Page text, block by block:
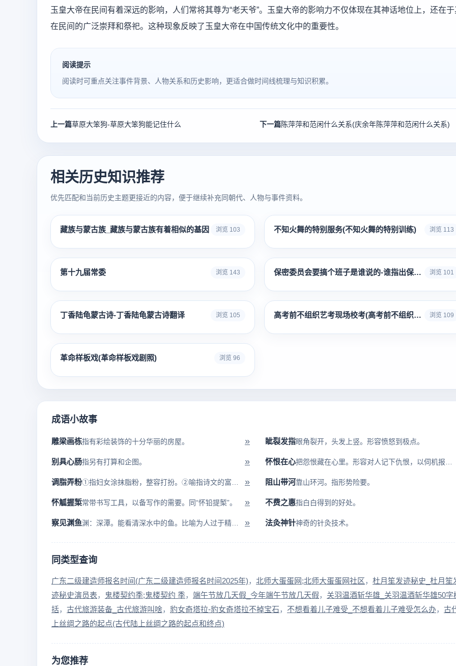
玉皇大帝在民间有着深远的影响，人们常将其尊为“老天爷”。玉皇大帝的影响力不仅体现在其神话地位上，还在于
在民间的广泛崇拜和祭祀。这种现象反映了玉皇大帝在中国传统文化中的重要性。
阅读提示
阅读时可重点关注事件背景、人物关系和历史影响，更适合做时间线梳理与知识积累。
上一篇草原大笨狗-草原大笨狗能记住什么 下一篇陈萍萍和范闲什么关系(庆余年陈萍萍和范闲什么关系)
相关历史知识推荐
优先匹配和当前历史主题更接近的内容，便于继续补充同朝代、人物与事件资料。
藏族与蒙古族_藏族与蒙古族有着相似的基因 浏览 103 不知火舞的特别服务(不知火舞的特别训练) 浏览 113
第十九届常委 浏览 143 保密委员会要搞个班子是谁说的-谁指出保密委员会要搞几个班子 浏览 101
丁香陆龟蒙古诗-丁香陆龟蒙古诗翻译 浏览 105 高考前不组织艺考现场校考(高考前不组织艺考现场校考会怎么样) 浏览 109
革命样板戏(革命样板戏剧照) 浏览 96
成语小故事
雕梁画栋指有彩绘装饰的十分华丽的房屋。 » 眦裂发指眼角裂开，头发上竖。形容愤怒到极点。
别具心肠指另有打算和企图。 » 怀恨在心
调脂弄粉 » 阻山带河靠山环河。指形势险要。
怀觚握椠常带书写工具，以备写作的需要。同“怀铅提椠”。 » 不费之惠指白白得到的好处。
察见渊鱼 » 法灸神针神奇的针灸技术。
同类型查询
广东二级建造师报名时间(广东二级建造师报名时间2025年) 北师大蛋蛋网;北师大蛋蛋网社区
杜月笙发迹秘史_杜月笙
迹秘史演员表
鬼楼契约季;鬼楼契约 季 端午节放几天假_今年端午节放几天假
关羽温酒斩华雄_关羽温酒斩华雄50字
括
古代旅游装备_古代旅游叫啥 豹女奇塔拉-豹女奇塔拉不掉宝石 不想看着儿子难受_不想看着儿子难受怎么办
古
上丝绸之路的起点(古代陆上丝绸之路的起点和终点)
为您推荐